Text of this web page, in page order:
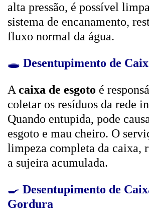
alta pressão, é possível
sistema de encanamento,
fluxo normal da água.
🕳️ Desentupimento de
A caixa de esgoto é
coletar os resíduos da rede
Quando entupida, pode
esgoto e mau cheiro. O
limpeza completa da caixa,
a sujeira acumulada.
🍳 Desentupimento de
Gordura